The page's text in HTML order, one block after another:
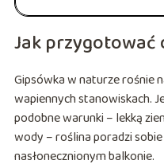
Jak przygotować
Gipsówka w naturze rośnie
wapiennych stanowiskach.
podobne warunki – lekką
wody – roślina poradzi
nasłonecznionym balkonie.